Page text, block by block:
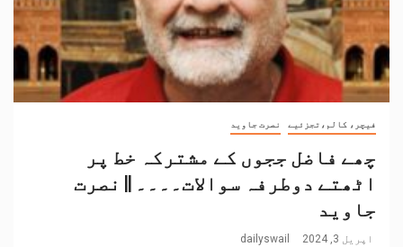
فیچر، کالم،تجزئیے نصرت جاوید
چھے فاضل ججوں کے مشترکہ خط پر
اٹھتے دوطرفہ سوالات۔۔۔۔ || نصرت
جاوید
اپریل 3, 2024 dailyswail